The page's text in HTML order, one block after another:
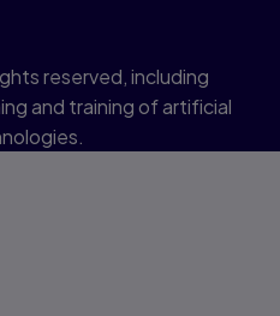
reserved, including
and training of artificial